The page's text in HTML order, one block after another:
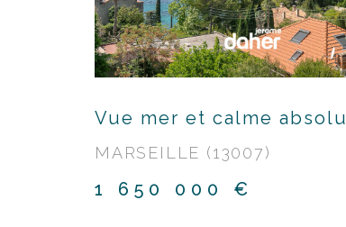
Vue mer et calme absolu
MARSEILLE (13007)
1 650 000 €